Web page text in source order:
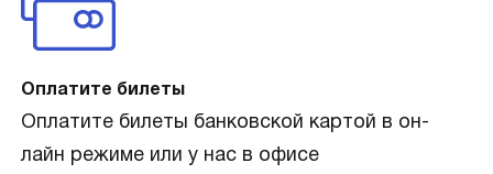
Оплатите билеты
Оплатите билеты банковской картой в он-
лайн режиме или у нас в офисе